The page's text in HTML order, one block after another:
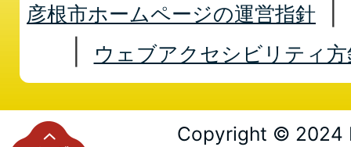
彦根市ホームページの運営指針
ウェブアクセシビリティ方
Copyright © 2024